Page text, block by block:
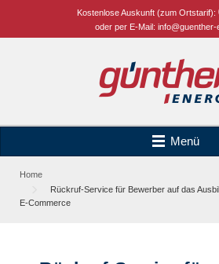
Kostenlose Auskunft (zum Ortstarif):
oder per E-Mail: info@guenther-
Menü
Home
Rückruf-Service für Bewerber auf das
E-Commerce